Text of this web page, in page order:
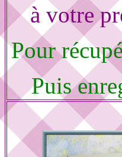
à votre
Pour
Puis